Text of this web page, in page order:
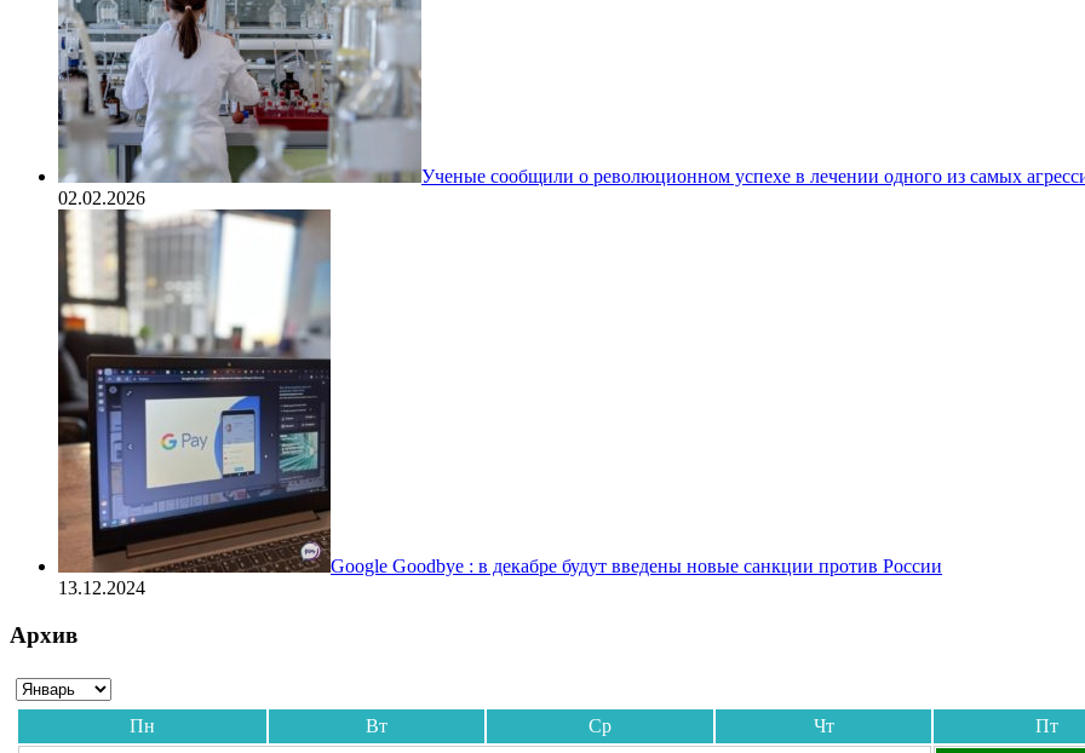
Ученые сообщили о революционном успехе в лечении одного из самых
02.02.2026
Google Goodbye : в декабре будут введены новые санкции против России
13.12.2024
Архив
Пн Вт Ср Чт
Пт